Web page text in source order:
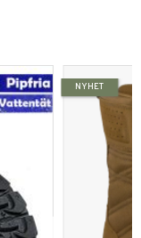
NYHET